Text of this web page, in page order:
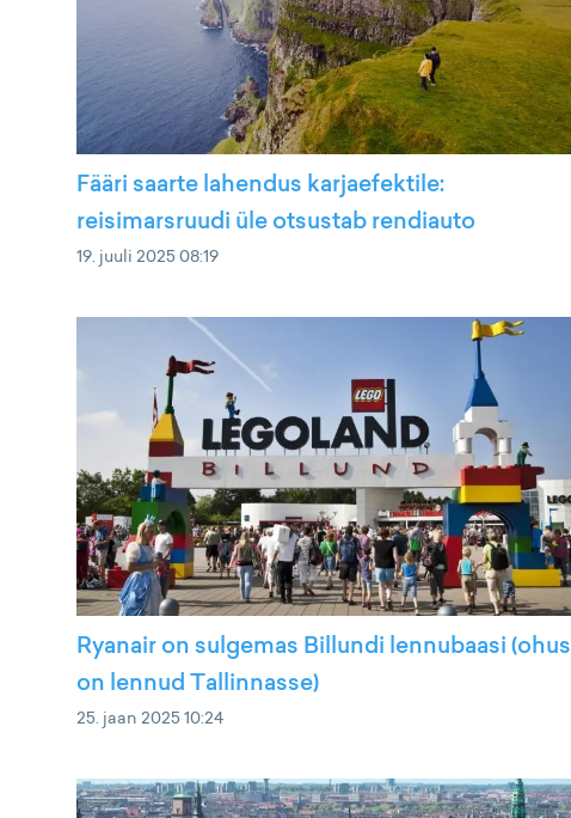
Fääri saarte lahendus karjaefektile:
reisimarsruudi üle otsustab rendiauto
19. juuli 2025 08:19
Ryanair on sulgemas Billundi lennubaasi (ohus
on lennud Tallinnasse)
25. jaan 2025 10:24